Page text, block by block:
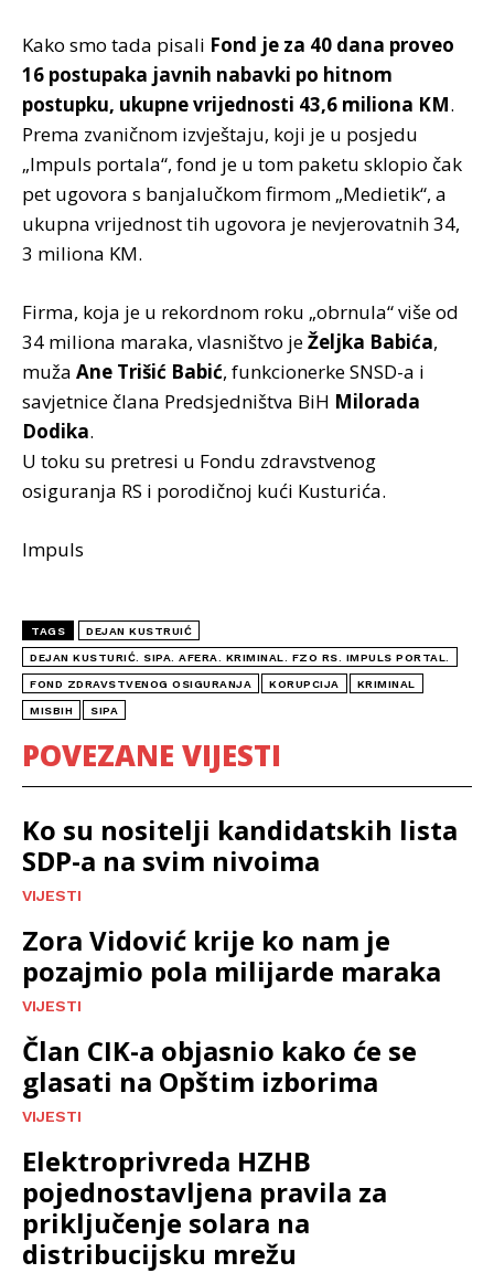
Kako smo tada pisali Fond je za 40 dana proveo
16 postupaka javnih nabavki po hitnom
postupku, ukupne vrijednosti 43,6 miliona KM.
Prema zvaničnom izvještaju, koji je u posjedu
„Impuls portala“, fond je u tom paketu sklopio čak
pet ugovora s banjalučkom firmom „Medietik“, a
ukupna vrijednost tih ugovora je nevjerovatnih 34,
3 miliona KM.
Firma, koja je u rekordnom roku „obrnula“ više od
34 miliona maraka, vlasništvo jeŽeljka Babića,
muža Ane Trišić Babić, funkcionerke SNSD-a i
savjetnice člana Predsjedništva BiH Milorada
Dodika.
U toku su pretresi u Fondu zdravstvenog
osiguranja RS i porodičnoj kući Kusturića.
Impuls
TAGS DEJAN KUSTRUIĆ
DEJAN KUSTURIĆ. SIPA. AFERA. KRIMINAL. FZO RS. IMPULS PORTAL.
FOND ZDRAVSTVENOG OSIGURANJA KORUPCIJA KRIMINAL
MISBIH SIPA
POVEZANE VIJESTI
Ko su nositelji kandidatskih lista
SDP-a na svim nivoima
VIJESTI
Zora Vidović krije ko nam je
pozajmio pola milijarde maraka
VIJESTI
Član CIK-a objasnio kako će se
glasati na Opštim izborima
VIJESTI
Elektroprivreda HZHB
pojednostavljena pravila za
priključenje solara na
distribucijsku mrežu